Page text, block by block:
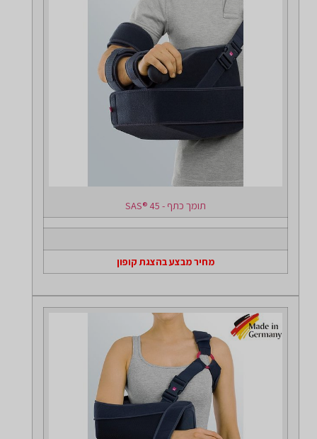
תומך כתף - SAS® 45
מחיר מבצע בהצגת קופון